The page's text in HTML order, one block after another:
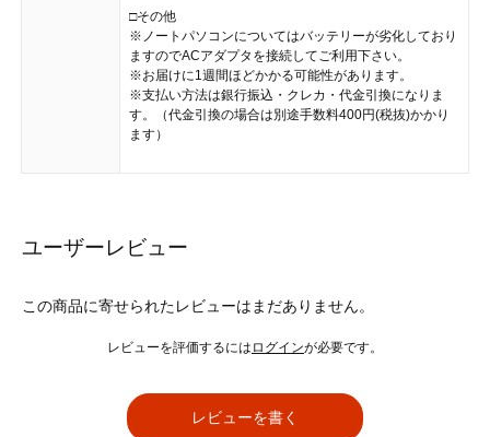
□その他
※ノートパソコンについてはバッテリーが劣化しており
ますのでACアダプタを接続してご利用下さい。
※お届けに1週間ほどかかる可能性があります。
※支払い方法は銀行振込・クレカ・代金引換になりま
す。（代金引換の場合は別途手数料400円(税抜)かかり
ます）
ユーザーレビュー
この商品に寄せられたレビューはまだありません。
レビューを評価するには ログインが必要です。
レビューを書く